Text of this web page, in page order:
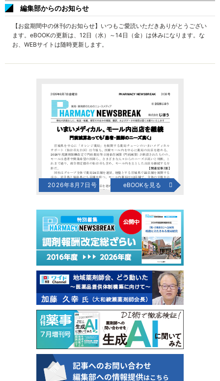
編集部からのお知らせ
【お盆期間中の休刊のお知らせ】いつもご愛読いただきありがとうござい
ます。eBOOKの更新は、12日（水）～14日（金）は休みになります。な
お、WEBサイトは随時更新します。
2026年8月7日号 eBOOKを見る